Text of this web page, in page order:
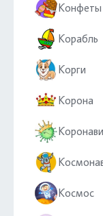
Конфеты
Корабль
Корги
Корона
Космос